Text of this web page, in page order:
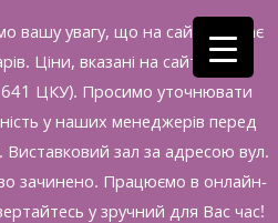
вашу увагу, що на сайті триває
Ціни, вказані на сайті, не є
ЦКУ). Просимо уточнювати
у наших менеджерів перед
зал за адресою вул.
зачинено. Працюємо в онлайн-
у зручний для Вас час!
0